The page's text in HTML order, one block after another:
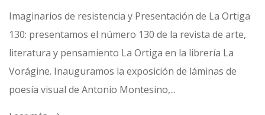
Imaginarios de resistencia y Presentación de La Ortiga
130: presentamos el número 130 de la revista de arte,
literatura y pensamiento La Ortiga en la librería La
Vorágine. Inauguramos la exposición de láminas de
poesía visual de Antonio Montesino,...